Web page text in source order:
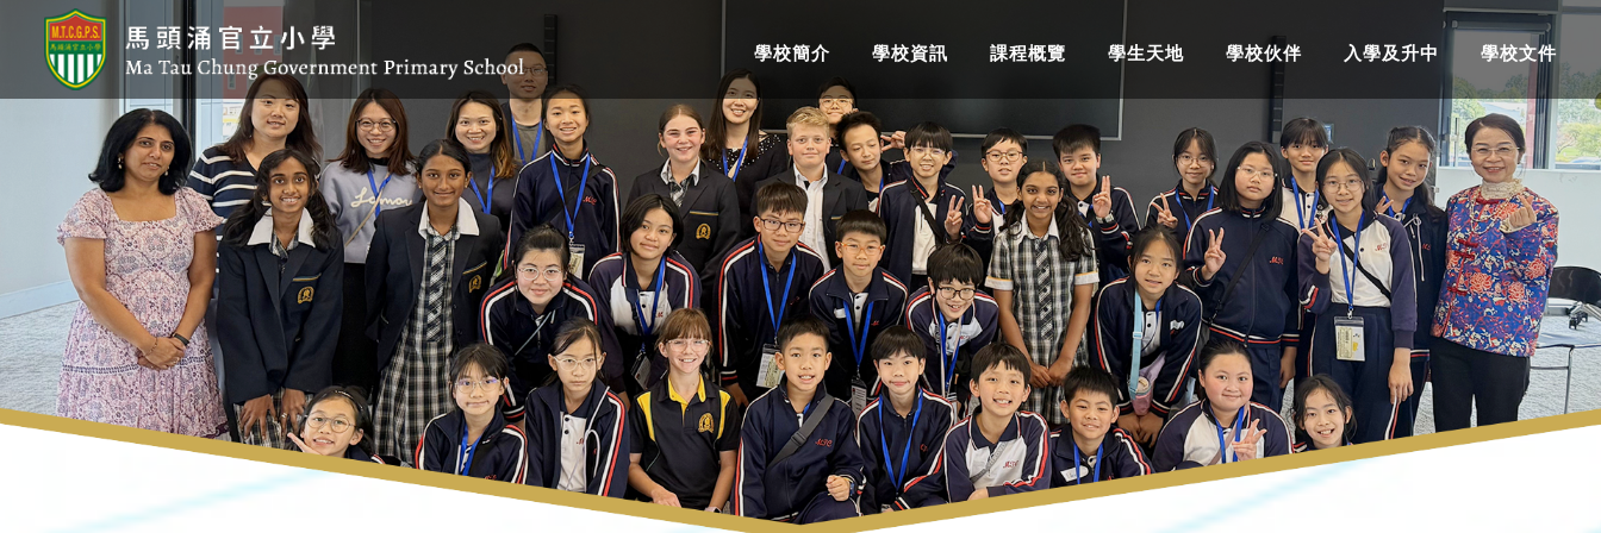
學校簡介 學校資訊 課程概覽 學生天地 學校伙伴 入學及升中 學校文件